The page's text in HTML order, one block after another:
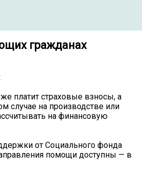
гражданах️
платит страховые взносы, а
случае на производстве или
на финансовую
от Социального фонда
помощи доступны — в